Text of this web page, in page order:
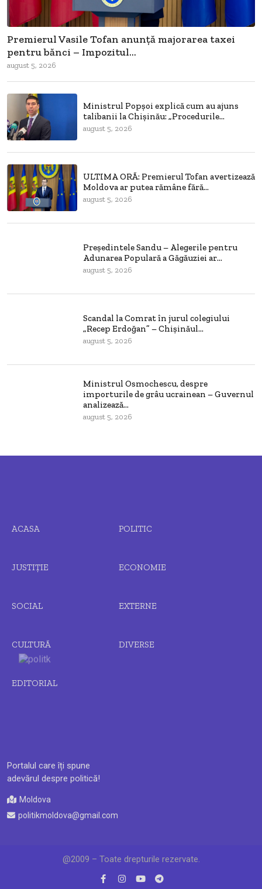
Premierul Vasile Tofan anunță majorarea taxei
pentru bănci – Impozitul...
august 5, 2026
Ministrul Popșoi explică cum au ajuns
talibanii la Chișinău: „Procedurile...
august 5, 2026
ULTIMA ORĂ: Premierul Tofan avertizează
Moldova ar putea rămâne fără...
august 5, 2026
Președintele Sandu – Alegerile pentru
Adunarea Populară a Găgăuziei ar...
august 5, 2026
Scandal la Comrat în jurul colegiului
„Recep Erdoğan” – Chișinăul...
august 5, 2026
Ministrul Osmochescu, despre
importurile de grâu ucrainean – Guvernul
analizează...
august 5, 2026
Portalul care îți spune
adevărul despre politică!
Moldova
politikmoldova@gmail.com
ACASA POLITIC
JUSTIȚIE ECONOMIE
SOCIAL EXTERNE
CULTURĂ DIVERSE
EDITORIAL
@2009 – Toate drepturile rezervate.